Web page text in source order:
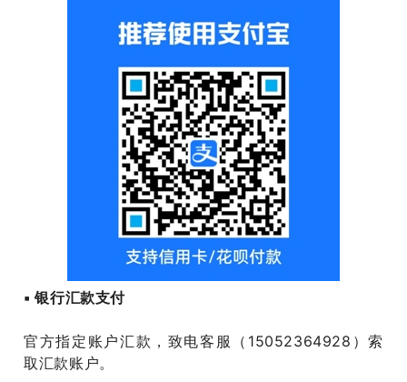
▪ 银行汇款支付
官方指定账户汇款，致电客服（15052364928）索
取汇款账户。